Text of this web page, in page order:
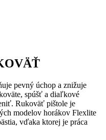
pevný úchop a znižuje
spúšť a diaľkové
Rukoväť pištole je
modelov horákov Flexlite
vďaka ktorej je práca